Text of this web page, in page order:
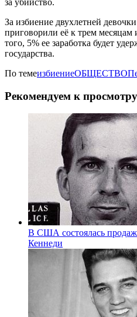
За избиение двухлетней
приговорили её к трем
того, 5% ее заработка будет
государства.
По темеизбиениеОБЩЕСТВО
Рекомендуем к просмотру
В США состоялась
Кеннеди